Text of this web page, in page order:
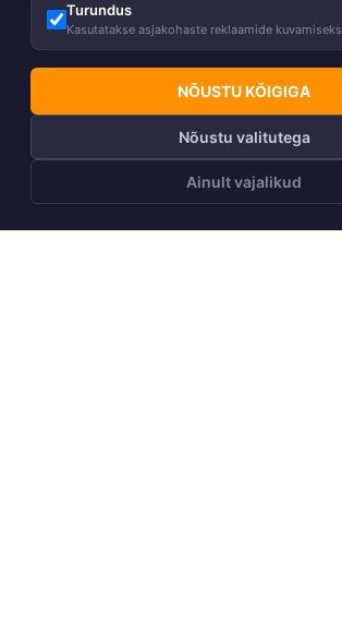
Turundus
Kasutatakse asjakohaste reklaamide kuvamiseks
NÕUSTU KÕIGIGA
Nõustu valitutega
Ainult vajalikud